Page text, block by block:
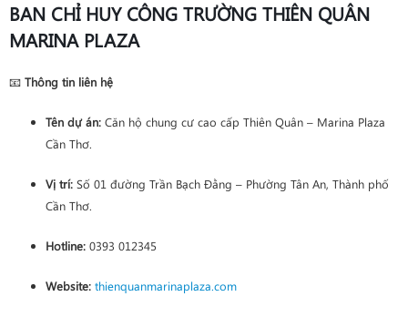
BAN CHỈ HUY CÔNG TRƯỜNG THIÊN QUÂN
MARINA PLAZA
📧 Thông tin liên hệ
Tên dự án: Căn hộ chung cư cao cấp Thiên Quân – Marina Plaza
Cần Thơ.
Vị trí: Số 01 đường Trần Bạch Đằng – Phường Tân An, Thành phố
Cần Thơ.
Hotline: 0393 012345
Website: thienquanmarinaplaza.com